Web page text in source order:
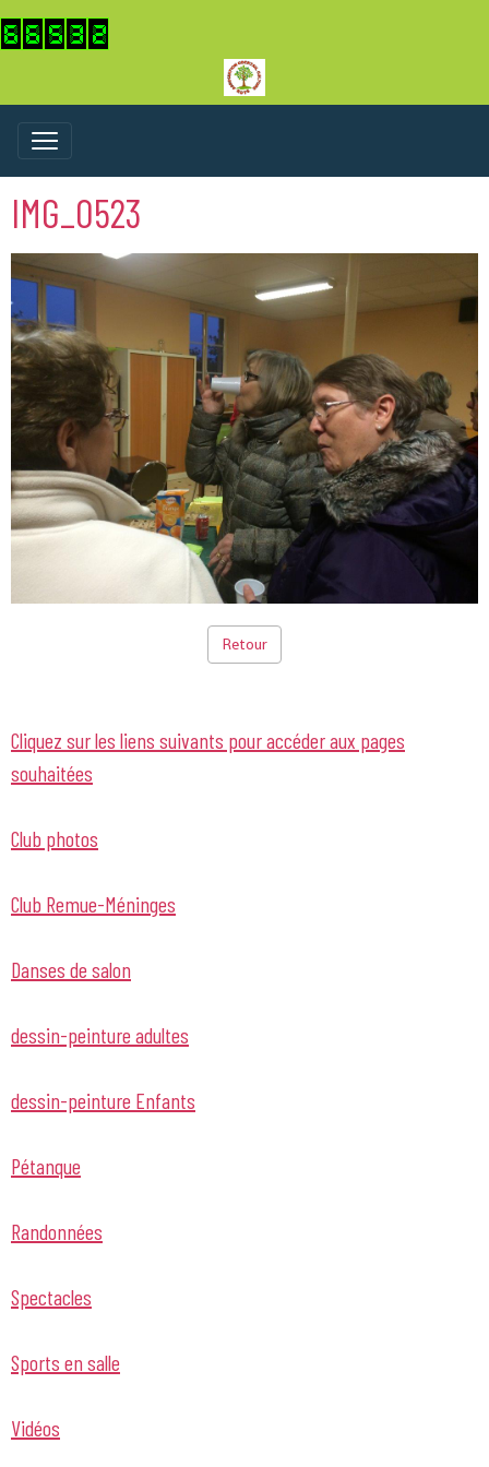
IMG_0523
Retour
Cliquez sur les liens suivants pour accéder aux pages
souhaitées
Club photos
Club Remue-Méninges
Danses de salon
dessin-peinture adultes
dessin-peinture Enfants
Pétanque
Randonnées
Spectacles
Sports en salle
Vidéos